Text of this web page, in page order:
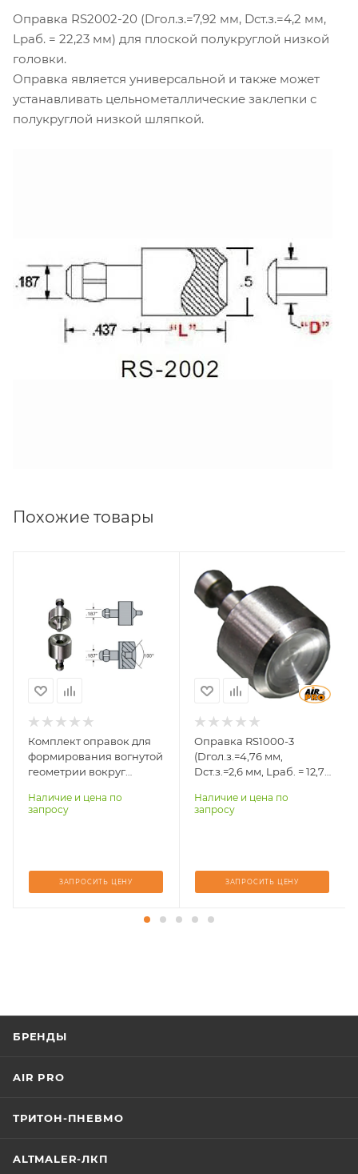
Оправка RS2002-20 (Dгол.з.=7,92 мм, Dст.з.=4,2 мм,
Lраб. = 22,23 мм) для плоской полукруглой низкой
головки.
Оправка является универсальной и также может
устанавливать цельнометаллические заклепки с
полукруглой низкой шляпкой.
Похожие товары
заклепочником
SA-SC3002A, SA-
SC3004A, SA-
SC3004B
9,38+6,64
D стержня заклепки,
мм)
4,1
Комплект оправок для
формирования вогнутой
геометрии вокруг
Наличие и цена по
запросу
ЗАПРОСИТЬ ЦЕНУ
Совместимость с
пресс-
заклепочником
SA-SC3001, SA-
SC3002, SA-
SC3003, SA-
SC3004
L, мм
D оправки, мм (дюйм)
9,53 (0,375)
D головки заклепки,
мм
2,6
Оправка RS1000-3
(Dгол.з.=4,76 мм,
Dст.з.=2,6 мм, Lраб. = 12,7
головки
Наличие и цена по
запросу
ЗАПРОСИТЬ ЦЕНУ
БРЕНДЫ
AIR PRO
ТРИТОН-ПНЕВМО
ALTMALER-ЛКП